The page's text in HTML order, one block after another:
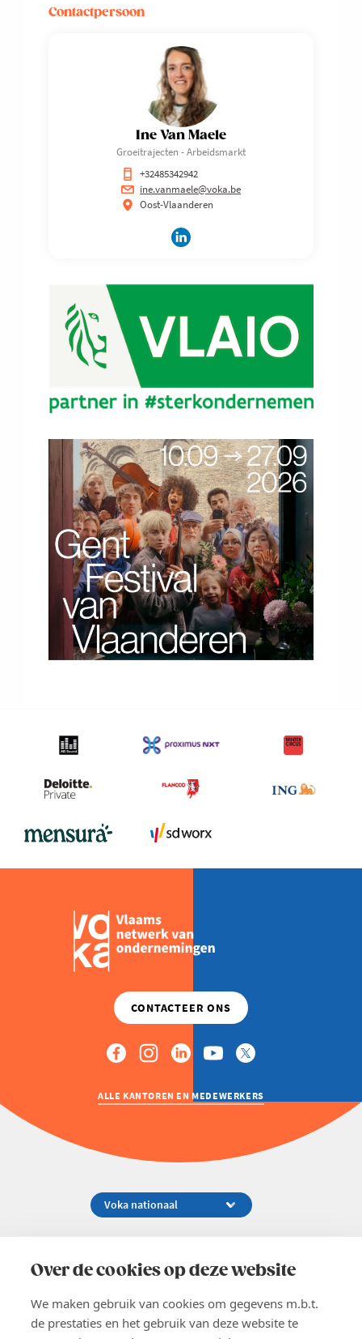
Over de cookies op deze website
We maken gebruik van cookies om gegevens m.b.t.
de prestaties en het gebruik van deze website te
Contactpersoon
Ine Van Maele
Groeitrajecten - Arbeidsmarkt
+32485342942
ine.vanmaele@voka.be
Oost-Vlaanderen
ALLE KANTOREN EN MEDEWERKERS
02 229 81 11